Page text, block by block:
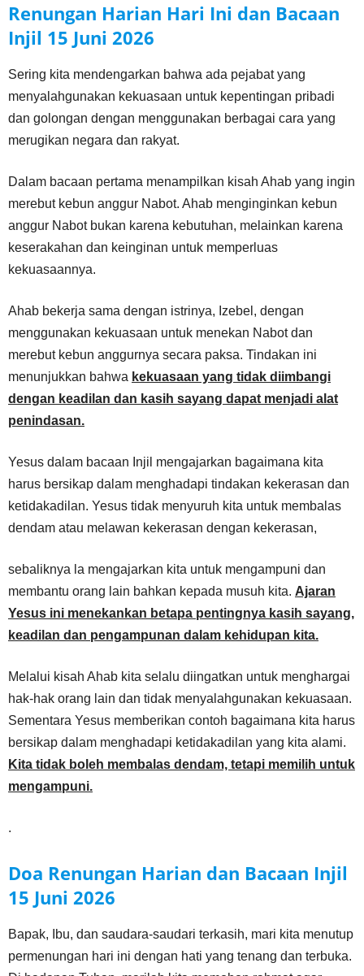
Renungan Harian Hari Ini dan Bacaan
Injil 15 Juni 2026
Sering kita mendengarkan bahwa ada pejabat yang
menyalahgunakan kekuasaan untuk kepentingan pribadi
dan golongan dengan menggunakan berbagai cara yang
merugikan negara dan rakyat.
Dalam bacaan pertama menampilkan kisah Ahab yang ingin
merebut kebun anggur Nabot. Ahab menginginkan kebun
anggur Nabot bukan karena kebutuhan, melainkan karena
keserakahan dan keinginan untuk memperluas
kekuasaannya.
Ahab bekerja sama dengan istrinya, Izebel, dengan
menggunakan kekuasaan untuk menekan Nabot dan
merebut kebun anggurnya secara paksa. Tindakan ini
menunjukkan bahwa kekuasaan yang tidak diimbangi
dengan keadilan dan kasih sayang dapat menjadi alat
penindasan.
Yesus dalam bacaan Injil mengajarkan bagaimana kita
harus bersikap dalam menghadapi tindakan kekerasan dan
ketidakadilan. Yesus tidak menyuruh kita untuk membalas
dendam atau melawan kekerasan dengan kekerasan,
sebaliknya la mengajarkan kita untuk mengampuni dan
membantu orang lain bahkan kepada musuh kita. Ajaran
Yesus ini menekankan betapa pentingnya kasih sayang,
keadilan dan pengampunan dalam kehidupan kita.
Melalui kisah Ahab kita selalu diingatkan untuk menghargai
hak-hak orang lain dan tidak menyalahgunakan kekuasaan.
Sementara Yesus memberikan contoh bagaimana kita harus
bersikap dalam menghadapi ketidakadilan yang kita alami.
Kita tidak boleh membalas dendam, tetapi memilih untuk
mengampuni.
.
Doa Renungan Harian dan Bacaan Injil
15 Juni 2026
Bapak, Ibu, dan saudara-saudari terkasih, mari kita menutup
permenungan hari ini dengan hati yang tenang dan terbuka.